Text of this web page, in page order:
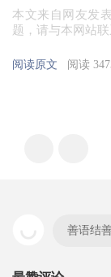
本文来自网友发
题，请与本网站联
阅读原文 阅读
善语结